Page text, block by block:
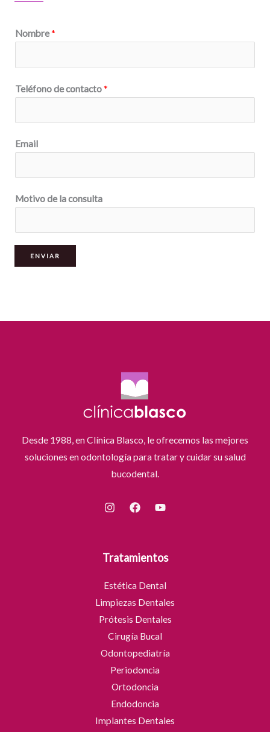
Nombre*
Teléfono de contacto*
Email
Motivo de la consulta
ENVIAR
Desde 1988, en Clínica Blasco, le ofrecemos las mejores
soluciones en odontología para tratar y cuidar su salud
bucodental.
Tratamientos
Estética Dental
Limpiezas Dentales
Prótesis Dentales
Cirugía Bucal
Odontopediatría
Periodoncia
Ortodoncia
Endodoncia
Implantes Dentales